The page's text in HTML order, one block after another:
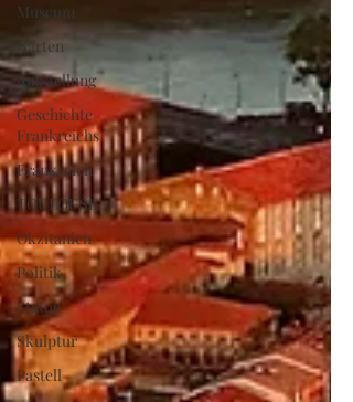
Museum
Garten
Ausstellung
Geschichte
Frankreichs
Frankreich
TOULOUSE
Okzitanien
Politik
Statue
Skulptur
Pastell